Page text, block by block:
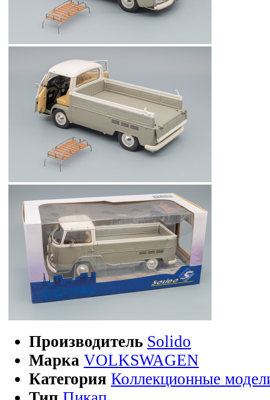
Производитель Solido
Марка VOLKSWAGEN
Категория Коллекционные